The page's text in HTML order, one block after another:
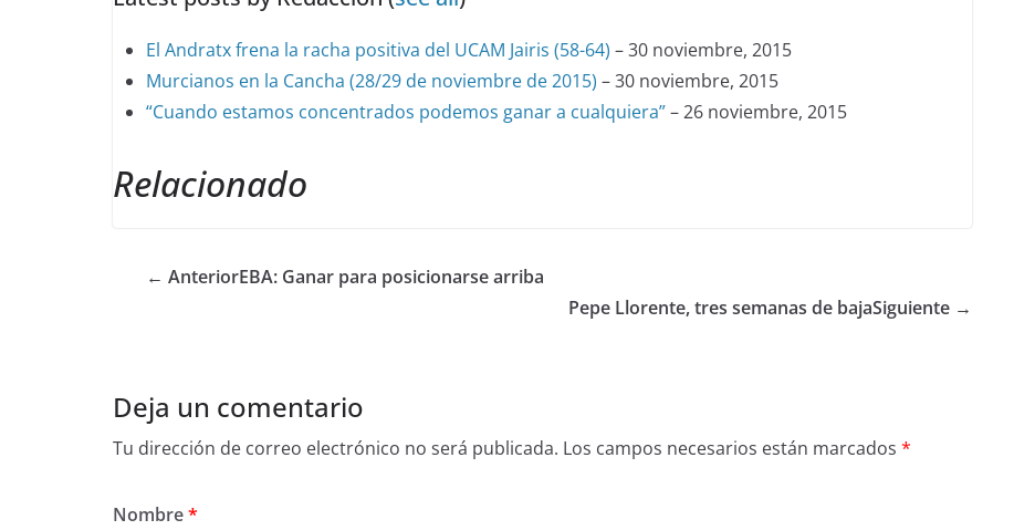
El Andratx frena la racha positiva del UCAM Jairis (58-64) – 30 noviembre, 2015
Murcianos en la Cancha (28/29 de noviembre de 2015) – 30 noviembre, 2015
“Cuando estamos concentrados podemos ganar a cualquiera”– 26 noviembre, 2015
Relacionado
← AnteriorEBA: Ganar para posicionarse arriba
Pepe Llorente, tres semanas de bajaSiguiente →
Deja un comentario
Tu dirección de correo electrónico no será publicada. Los campos necesarios están marcados *
Nombre*